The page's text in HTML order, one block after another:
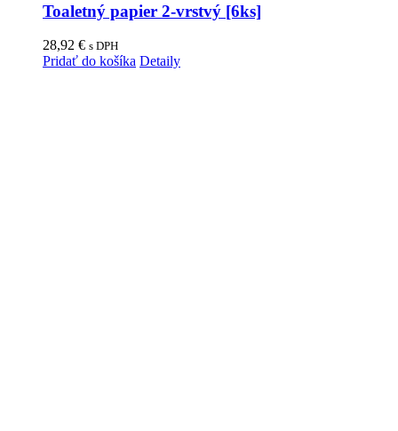
Toaletný papier 2-vrstvý [6ks]
28,92 € s DPH
Pridať do košíka Detaily